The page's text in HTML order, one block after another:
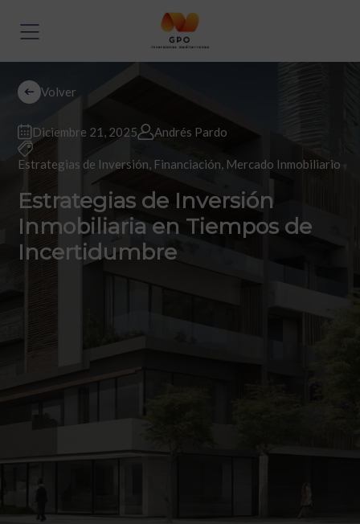
Volver
Diciembre 21, 2025 Andrés Pardo
Estrategias de Inversión, Financiación, Mercado Inmobiliario
Estrategias de Inversión
Inmobiliaria en Tiempos de
Incertidumbre